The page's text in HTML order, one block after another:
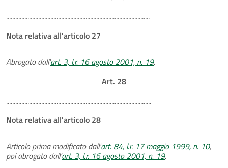
..............................................................................................
Nota relativa all'articolo 27
Abrogato dall'art. 3, l.r. 16 agosto 2001, n. 19.
Art. 28
...............................................................................................
Nota relativa all'articolo 28
Articolo prima modificato dall'art. 84, l.r. 17 maggio 1999, n. 10,
poi abrogato dall'art. 3, l.r. 16 agosto 2001, n. 19.